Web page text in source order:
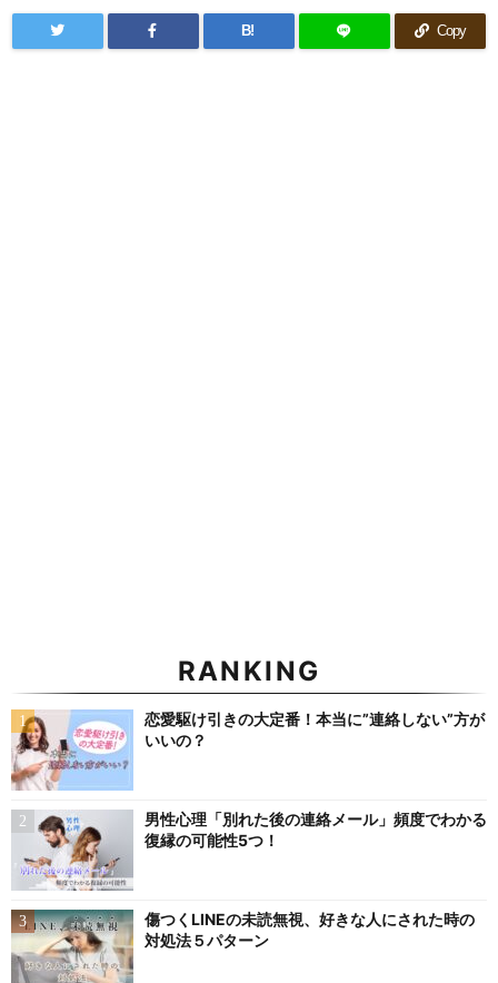
B! Copy
RANKING
恋愛駆け引きの大定番！本当に”連絡しない”方が
いいの？
男性心理「別れた後の連絡メール」頻度でわかる
復縁の可能性5つ！
傷つくLINEの未読無視、好きな人にされた時の
対処法５パターン